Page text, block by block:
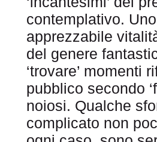
contemplativo.
apprezzabile
del genere
‘trovare’ momenti
pubblico secondo
noiosi. Qualche
complicato non